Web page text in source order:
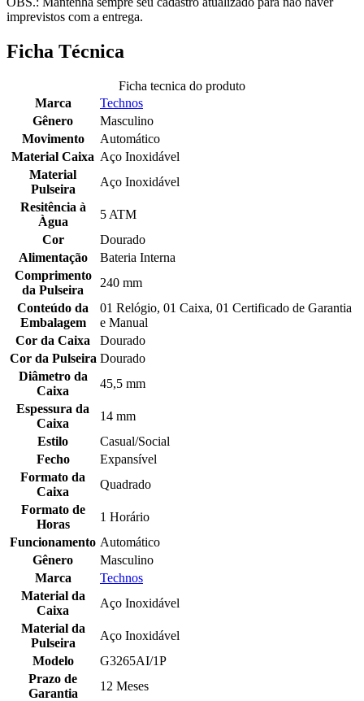
imprevistos com a entrega.
Ficha Técnica
Ficha tecnica do produto
Marca
Technos
Gênero
Masculino
Movimento
Automático
Material Caixa Aço Inoxidável
Material
Pulseira
Aço Inoxidável
Resitência à
Àgua
5 ATM
Cor
Dourado
Alimentação
Bateria Interna
Comprimento
da Pulseira
240 mm
Conteúdo da
Embalagem
01 Relógio, 01 Caixa, 01 Certificado de Garantia
e Manual
Cor da Caixa
Dourado
Cor da Pulseira Dourado
Diâmetro da
Caixa
45,5 mm
Espessura da
Caixa
14 mm
Estilo
Casual/Social
Fecho
Expansível
Formato da
Caixa
Quadrado
Formato de
Horas
1 Horário
Funcionamento Automático
Gênero
Masculino
Marca
Technos
Material da
Caixa
Aço Inoxidável
Material da
Pulseira
Aço Inoxidável
Modelo
G3265AI/1P
Prazo de
Garantia
12 Meses